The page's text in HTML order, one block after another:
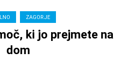
ZAGORJE
ki jo prejmete na
dom